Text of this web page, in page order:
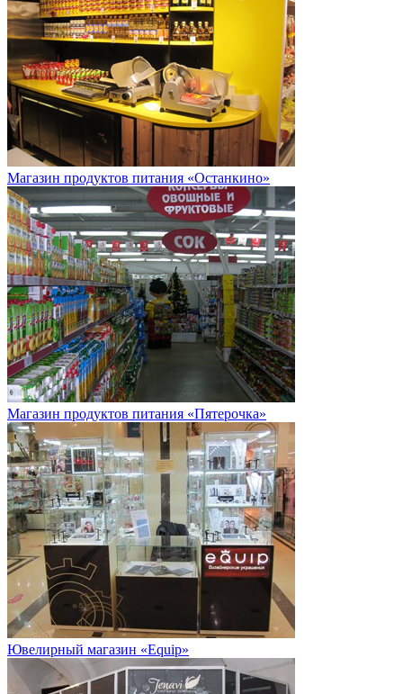
Магазин продуктов питания «Останкино»
Магазин продуктов питания «Пятерочка»
Ювелирный магазин «Equip»